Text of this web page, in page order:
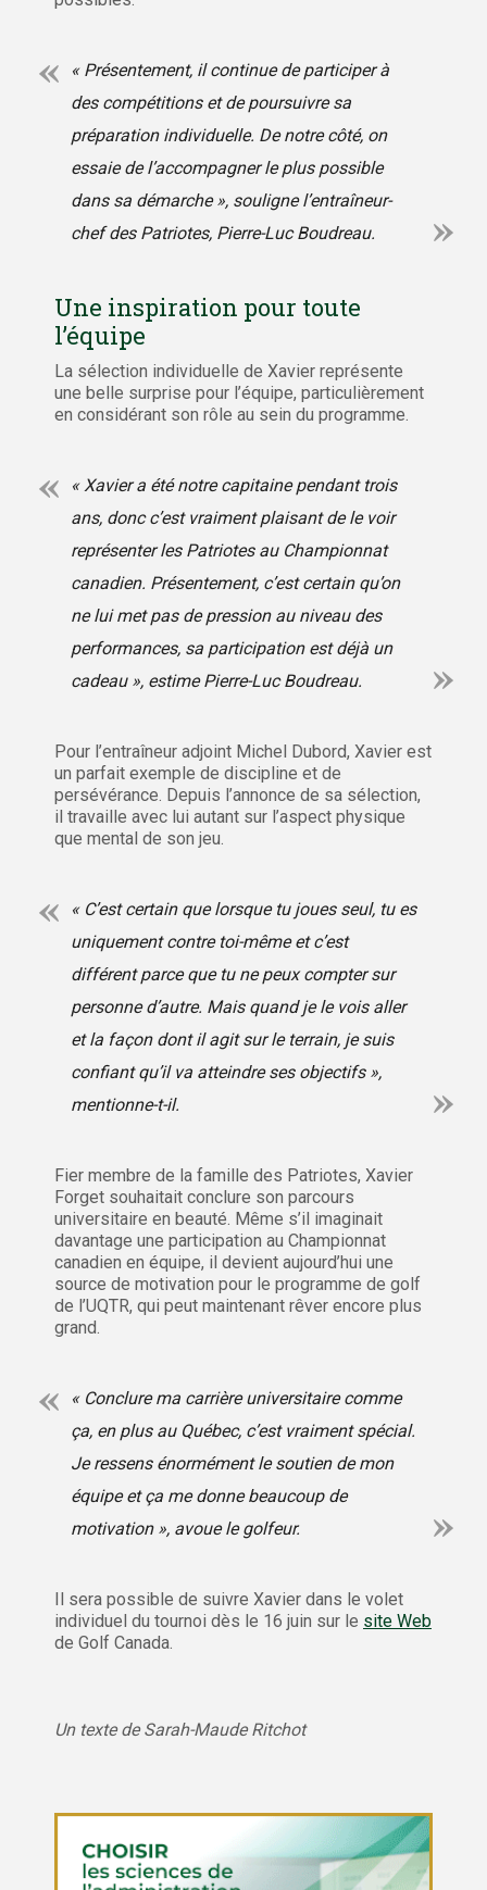
« Présentement, il continue de participer à
des compétitions et de poursuivre sa
préparation individuelle. De notre côté, on
essaie de l’accompagner le plus possible
dans sa démarche », souligne l’entraîneur-
chef des Patriotes, Pierre-Luc Boudreau.
Une inspiration pour toute
l’équipe
La sélection individuelle de Xavier représente
une belle surprise pour l’équipe, particulièrement
en considérant son rôle au sein du programme.
« Xavier a été notre capitaine pendant trois
ans, donc c’est vraiment plaisant de le voir
représenter les Patriotes au Championnat
canadien. Présentement, c’est certain qu’on
ne lui met pas de pression au niveau des
performances, sa participation est déjà un
cadeau », estime Pierre-Luc Boudreau.
Pour l’entraîneur adjoint Michel Dubord, Xavier est
un parfait exemple de discipline et de
persévérance. Depuis l’annonce de sa sélection,
il travaille avec lui autant sur l’aspect physique
que mental de son jeu.
« C’est certain que lorsque tu joues seul, tu es
uniquement contre toi-même et c’est
différent parce que tu ne peux compter sur
personne d’autre. Mais quand je le vois aller
et la façon dont il agit sur le terrain, je suis
confiant qu’il va atteindre ses objectifs »,
mentionne-t-il.
Fier membre de la famille des Patriotes, Xavier
Forget souhaitait conclure son parcours
universitaire en beauté. Même s’il imaginait
davantage une participation au Championnat
canadien en équipe, il devient aujourd’hui une
source de motivation pour le programme de golf
de l’UQTR, qui peut maintenant rêver encore plus
grand.
« Conclure ma carrière universitaire comme
ça, en plus au Québec, c’est vraiment spécial.
Je ressens énormément le soutien de mon
équipe et ça me donne beaucoup de
motivation », avoue le golfeur.
Il sera possible de suivre Xavier dans le volet
individuel du tournoi dès le 16 juin sur le site Web
de Golf Canada.
Un texte de Sarah-Maude Ritchot